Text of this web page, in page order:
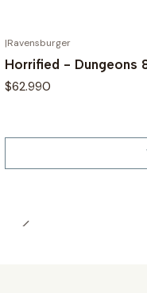
|Ravensburger
Horrified - Dungeons
$62.990